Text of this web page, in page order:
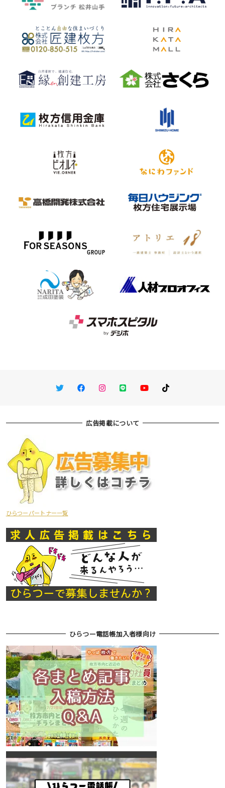
TwitterFacebookInstagram
LINE You TubeTikTok
広告掲載について
ひらつーパートナー一覧
ひらつー電話帳加入者様向け